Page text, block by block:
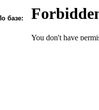
базе: